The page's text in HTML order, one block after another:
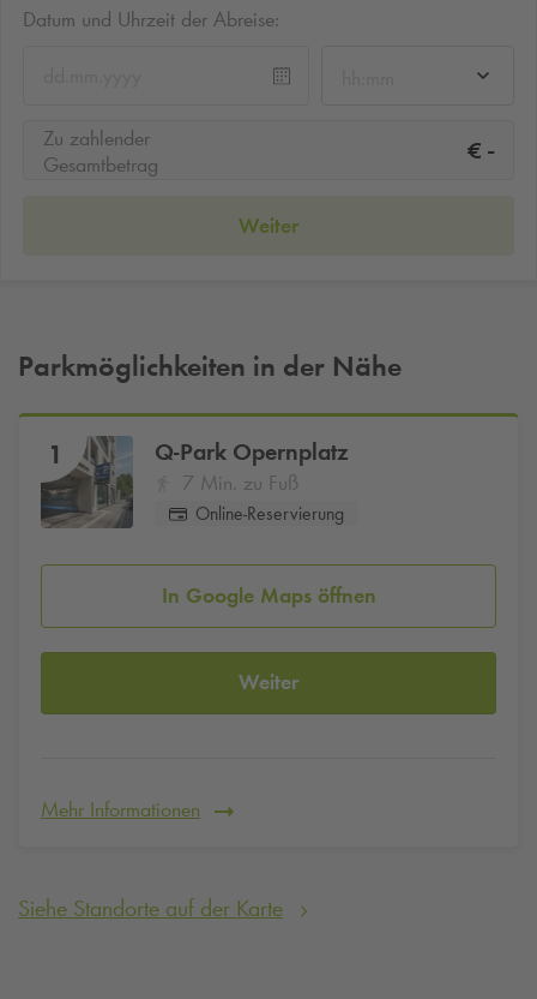
Datum und Uhrzeit der Abreise:
Zu zahlender
Gesamtbetrag
€ -
Weiter
Parkmöglichkeiten in der Nähe
1 Q-Park Opernplatz
7 Min. zu Fuß
Online-Reservierung
In Google Maps öffnen
Weiter
Mehr Informationen
Siehe Standorte auf der Karte